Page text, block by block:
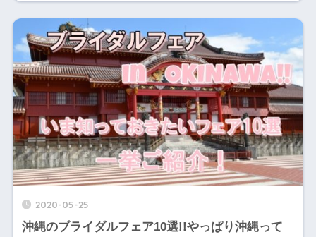
2020-05-25
沖縄のブライダルフェア10選!!やっぱり沖縄って